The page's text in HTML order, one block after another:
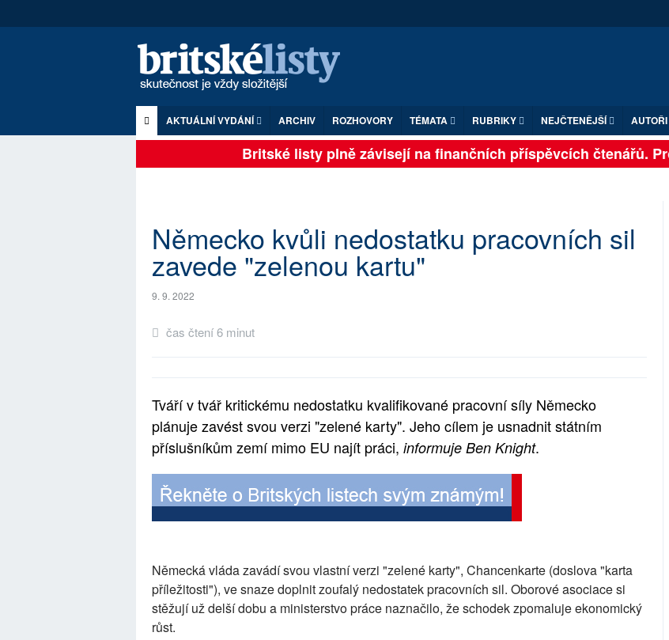
AKTUÁLNÍ VYDÁNÍ ARCHIV ROZHOVORY TÉMATA RUBRIKY NEJČTENĚJŠÍ AUTOŘI
Britské listy plně závisejí na finančních příspěvcích čtenářů.
Německo kvůli nedostatku pracovních sil
zavede "zelenou kartu"
9. 9. 2022
čas čtení 6 minut
Tváří v tvář kritickému nedostatku kvalifikované pracovní síly Německo
plánuje zavést svou verzi "zelené karty". Jeho cílem je usnadnit státním
příslušníkům zemí mimo EU najít práci, informuje Ben Knight.
Německá vláda zavádí svou vlastní verzi "zelené karty", Chancenkarte (doslova "karta
příležitosti"), ve snaze doplnit zoufalý nedostatek pracovních sil. Oborové asociace si
stěžují už delší dobu a ministerstvo práce naznačilo, že schodek zpomaluje ekonomický
růst.